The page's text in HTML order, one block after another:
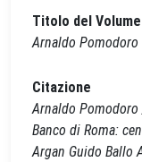
Titolo del Volume
Arnaldo
Citazione
Arnaldo
Banco di Roma:
Argan Guido Ballo